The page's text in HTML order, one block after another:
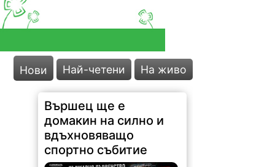
Нови Най-четени На живо
Вършец ще е
домакин на силно и
вдъхновяващо
спортно събитие